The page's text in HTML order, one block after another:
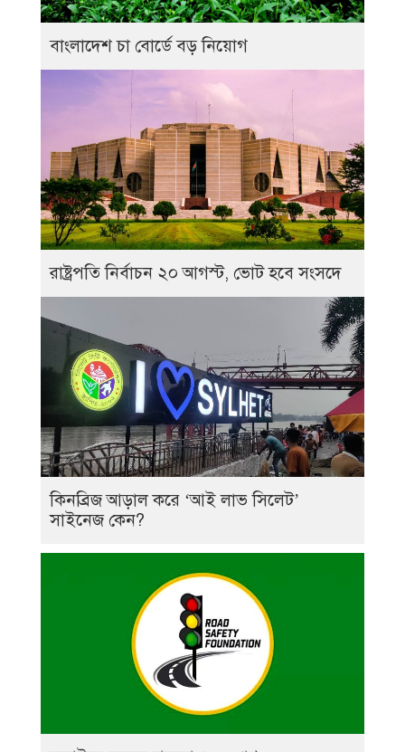
বাংলাদেশ চা বোর্ডে বড় নিয়োগ
রাষ্ট্রপতি নির্বাচন ২০ আগস্ট, ভোট হবে সংসদে
কিনব্রিজ আড়াল করে ‘আই লাভ সিলেট’
সাইনেজ কেন?